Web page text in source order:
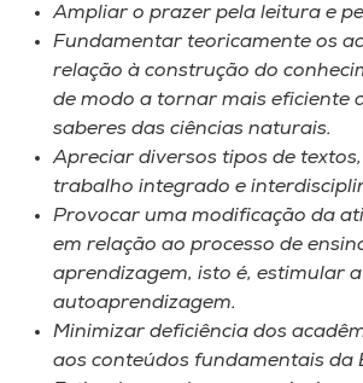
A-
Ampliar o prazer pela leitura e
Fundamentar teoricamente os
relação à construção do
de modo a tornar mais eficiente
saberes das ciências naturais.
Apreciar diversos tipos de
trabalho integrado e
Provocar uma modificação da
em relação ao processo de
aprendizagem, isto é, estimular a
autoaprendizagem.
Minimizar deficiência dos
aos conteúdos fundamentais da